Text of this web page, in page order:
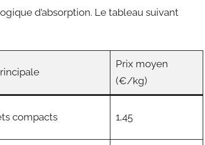
d’absorption. Le tableau suivant
Prix moyen
(€/kg)
compacts 1,45